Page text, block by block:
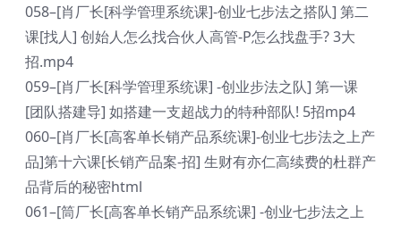
058–[肖厂长[科学管理系统课]-创业七步法之搭队] 第二
课[找人] 创始人怎么找合伙人高管-P怎么找盘手? 3大
招.mp4
059–[肖厂长[科学管理系统课] -创业步法之队] 第一课
[团队搭建导] 如搭建一支超战力的特种部队! 5招mp4
060–[肖厂长[高客单长销产品系统课]-创业七步法之上产
品]第十六课[长销产品案-招] 生财有亦仁高续费的杜群产
品背后的秘密html
061–[筒厂长[高客单长销产品系统课] -创业七步法之上